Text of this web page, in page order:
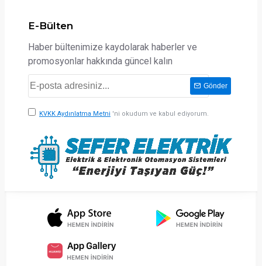
E-Bülten
Haber bültenimize kaydolarak haberler ve
promosyonlar hakkında güncel kalın
Gönder
KVKK Aydınlatma Metni 'ni okudum ve kabul ediyorum.